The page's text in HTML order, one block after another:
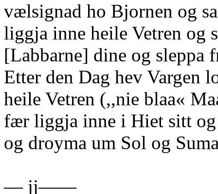
vælsignad ho Bjornen og
liggja inne heile Vetren og
[Labbarne] dine og sleppa
Etter den Dag hev Vargen
heile Vetren (,,nie blaa«
fær liggja inne i Hiet sitt og
og droyma um Sol og
— jj——